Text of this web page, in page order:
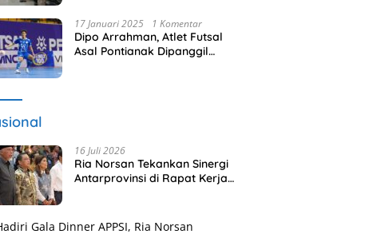
17 Januari 2025 1 Komentar
Dipo Arrahman, Atlet Futsal
Asal Pontianak Dipanggil
16 Juli 2026
Ria Norsan Tekankan Sinergi
Antarprovinsi di Rapat Kerja